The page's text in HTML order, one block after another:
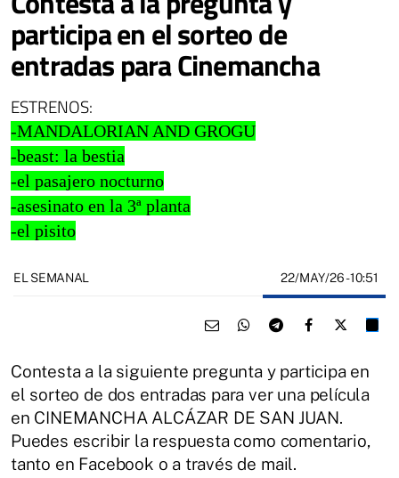
participa en el sorteo de
entradas para Cinemancha
ESTRENOS:
-MANDALORIAN AND GROGU
-beast: la bestia
-el pasajero nocturno
-asesinato en la 3ª planta
-el pisito
EL SEMANAL 22/MAY/26- 10:51
Contesta a la siguiente pregunta y participa en
el sorteo de dos entradas para ver una película
en CINEMANCHA ALCÁZAR DE SAN JUAN.
Puedes escribir la respuesta como comentario,
tanto en Facebook o a través de mail.